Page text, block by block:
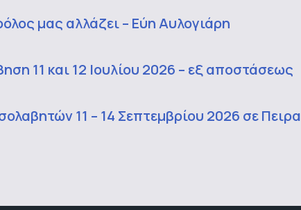
μας αλλάζει – Εύη Αυλογιάρη
11 και 12 Ιουλίου 2026 – εξ αποστάσεως
11 – 14 Σεπτεμβρίου 2026 σε